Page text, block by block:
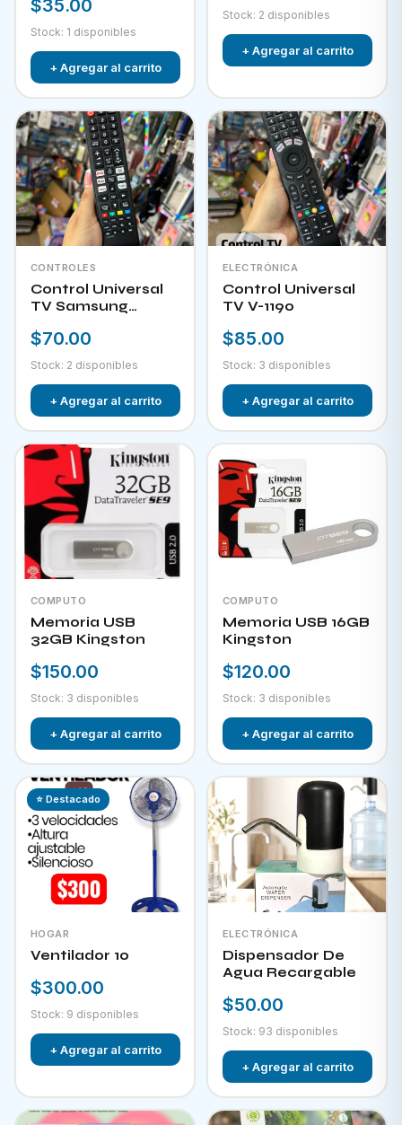
$35.00
Stock: 1 disponibles
+ Agregar al carrito
Stock: 2 disponibles
+ Agregar al carrito
CONTROLES
Control Universal
TV Samsung
$70.00
Stock: 2 disponibles
+ Agregar al carrito
ELECTRÓNICA
Control Universal
TV V-1190
$85.00
Stock: 3 disponibles
+ Agregar al carrito
COMPUTO
Memoria USB
32GB Kingston
$150.00
Stock: 3 disponibles
+ Agregar al carrito
COMPUTO
Memoria USB 16GB
Kingston
$120.00
Stock: 3 disponibles
+ Agregar al carrito
⭐ Destacado
HOGAR
Ventilador 10
$300.00
Stock: 9 disponibles
+ Agregar al carrito
ELECTRÓNICA
Dispensador De
Agua Recargable
$50.00
Stock: 93 disponibles
+ Agregar al carrito